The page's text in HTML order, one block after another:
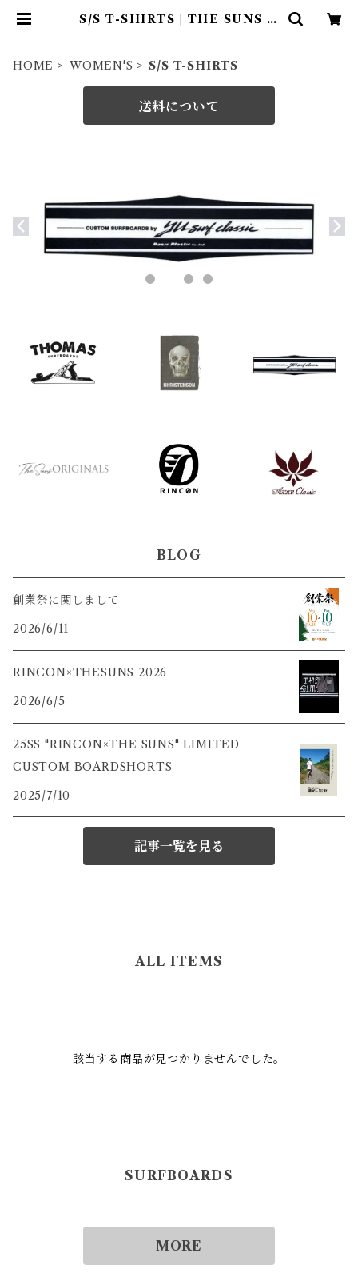
S/S T-SHIRTS | THE SUNS O
HOME WOMEN'S S/S T-SHIRTS
送料について
BLOG
創業祭に関しまして
2026/6/11
RINCON×THESUNS 2026
2026/6/5
25SS "RINCON×THE SUNS" LIMITED
CUSTOM BOARDSHORTS
2025/7/10
記事一覧を見る
ALL ITEMS
該当する商品が見つかりませんでした。
SURFBOARDS
MORE